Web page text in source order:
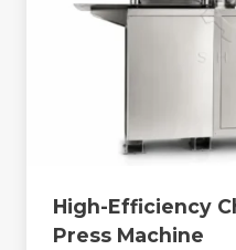
High-Efficiency
Press Machine